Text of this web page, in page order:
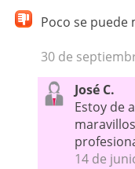
Poco se puede
30 de
José C.
Estoy de
14 de